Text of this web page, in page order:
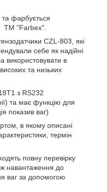
фарбується
ТМ "Farbex".
CZL-803, які
себе як надійні
використовувати в
та низьких
з RS232
та має функцію для
показив ваг)
в якому описані
термін
повну перевірку
навантаження до
ваг за допомогою